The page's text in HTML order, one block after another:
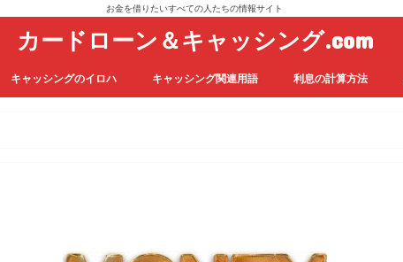
お金を借りたいすべての人たちの情報サイト
カードローン＆キャッシング.com
キャッシングのイロハ キャッシング関連用語 利息の計算方法